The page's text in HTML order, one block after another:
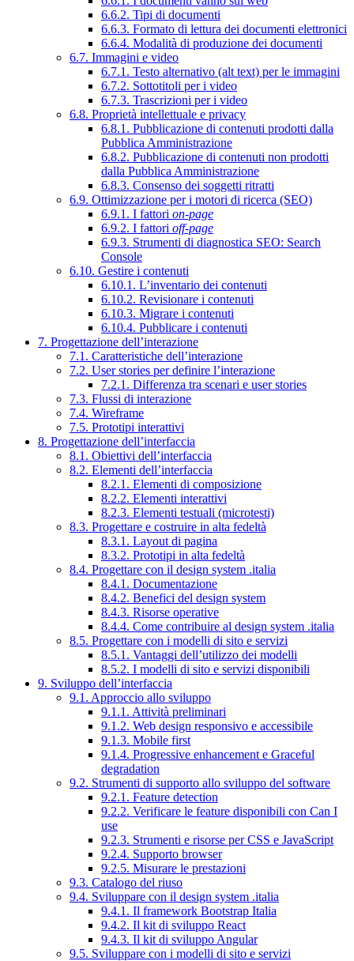
6.6.2. Tipi di documenti
6.6.3. Formato di lettura dei documenti elettronici
6.6.4. Modalità di produzione dei documenti
6.7. Immagini e video
6.7.1. Testo alternativo (alt text) per le immagini
6.7.2. Sottotitoli per i video
6.7.3. Trascrizioni per i video
6.8. Proprietà intellettuale e privacy
6.8.1. Pubblicazione di contenuti prodotti dalla
Pubblica Amministrazione
6.8.2. Pubblicazione di contenuti non prodotti
dalla Pubblica Amministrazione
6.8.3. Consenso dei soggetti ritratti
6.9. Ottimizzazione per i motori di ricerca (SEO)
6.9.1. I fattori on-page
6.9.2. I fattori off-page
6.9.3. Strumenti di diagnostica SEO: Search
Console
6.10. Gestire i contenuti
6.10.1. L’inventario dei contenuti
6.10.2. Revisionare i contenuti
6.10.3. Migrare i contenuti
6.10.4. Pubblicare i contenuti
7. Progettazione dell’interazione
7.1. Caratteristiche dell’interazione
7.2. User stories per definire l’interazione
7.2.1. Differenza tra scenari e user stories
7.3. Flussi di interazione
7.4. Wireframe
7.5. Prototipi interattivi
8. Progettazione dell’interfaccia
8.1. Obiettivi dell’interfaccia
8.2. Elementi dell’interfaccia
8.2.1. Elementi di composizione
8.2.2. Elementi interattivi
8.2.3. Elementi testuali (microtesti)
8.3. Progettare e costruire in alta fedeltà
8.3.1. Layout di pagina
8.3.2. Prototipi in alta fedeltà
8.4. Progettare con il design system .italia
8.4.1. Documentazione
8.4.2. Benefici del design system
8.4.3. Risorse operative
8.4.4. Come contribuire al design system .italia
8.5. Progettare con i modelli di sito e servizi
8.5.1. Vantaggi dell’utilizzo dei modelli
8.5.2. I modelli di sito e servizi disponibili
9. Sviluppo dell’interfaccia
9.1. Approccio allo sviluppo
9.1.1. Attività preliminari
9.1.2. Web design responsivo e accessibile
9.1.3. Mobile first
9.1.4. Progressive enhancement e Graceful
degradation
9.2. Strumenti di supporto allo sviluppo del software
9.2.1. Feature detection
9.2.2. Verificare le feature disponibili con Can I
use
9.2.3. Strumenti e risorse per CSS e JavaScript
9.2.4. Supporto browser
9.2.5. Misurare le prestazioni
9.3. Catalogo del riuso
9.4. Sviluppare con il design system .italia
9.4.1. Il framework Bootstrap Italia
9.4.2. Il kit di sviluppo React
9.4.3. Il kit di sviluppo Angular
9.5. Sviluppare con i modelli di sito e servizi